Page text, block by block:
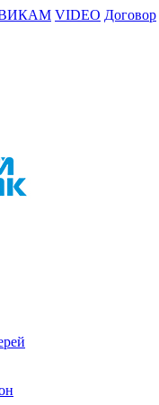
VIDEO Договор